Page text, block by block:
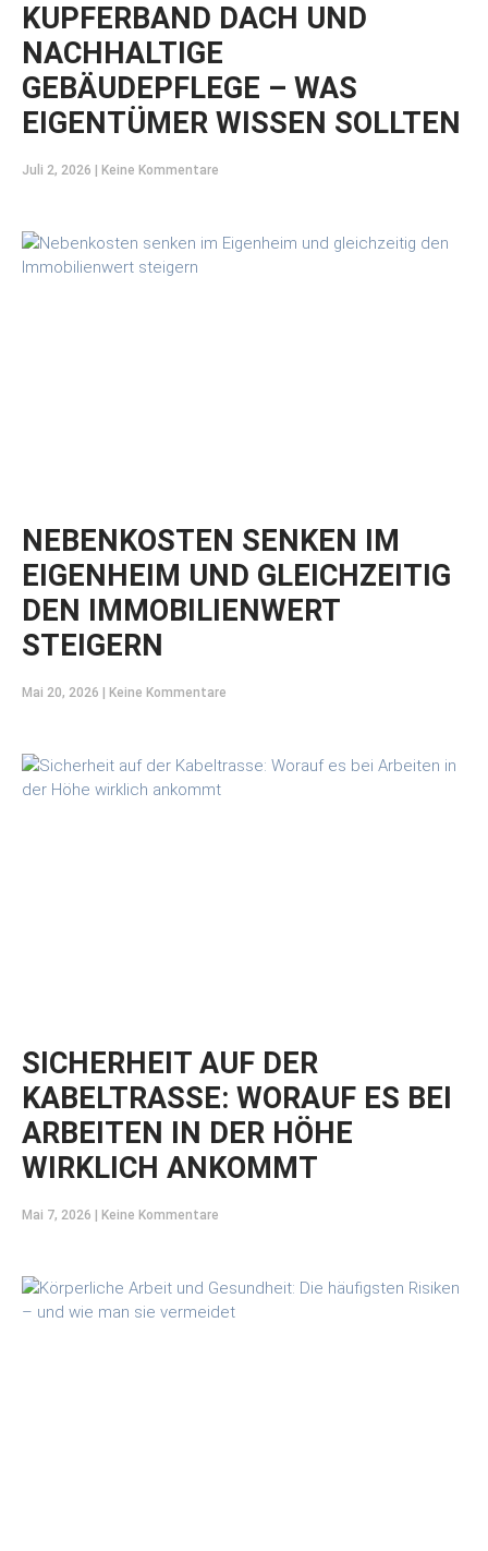
KUPFERBAND DACH UND
NACHHALTIGE
GEBÄUDEPFLEGE – WAS
EIGENTÜMER WISSEN SOLLTEN
Juli 2, 2026 Keine Kommentare
NEBENKOSTEN SENKEN IM
EIGENHEIM UND GLEICHZEITIG
DEN IMMOBILIENWERT
STEIGERN
Mai 20, 2026 Keine Kommentare
SICHERHEIT AUF DER
KABELTRASSE: WORAUF ES BEI
ARBEITEN IN DER HÖHE
WIRKLICH ANKOMMT
Mai 7, 2026 Keine Kommentare